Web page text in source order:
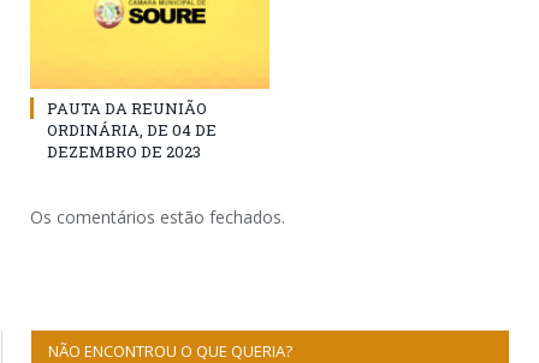
PAUTA DA REUNIÃO
ORDINÁRIA, DE 04 DE
DEZEMBRO DE 2023
Os comentários estão fechados.
NÃO ENCONTROU O QUE QUERIA?